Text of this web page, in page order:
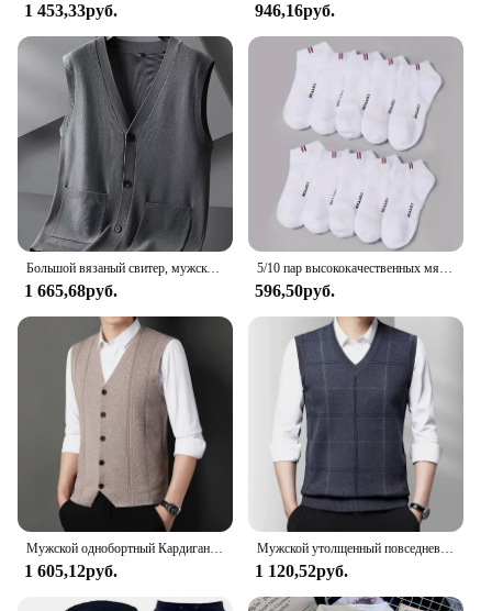
1 453,33руб. 946,16руб.
Большой вязаный свитер, мужской новый кардиган, осенне-зимний большой свободный толстый свитер.
1 665,68руб.
5/10 пар высококачественных мягких и удобных мужских спортивных носков, летние впитывающие пот дышащие и повседневные носки
596,50руб.
Мужской однобортный Кардиган, повседневный вязаный свитер, жилет большого размера, 2024
1 605,12руб.
Мужской утолщенный повседневный свитер, майка, осенне-зимний теплый мужской жилет
1 120,52руб.